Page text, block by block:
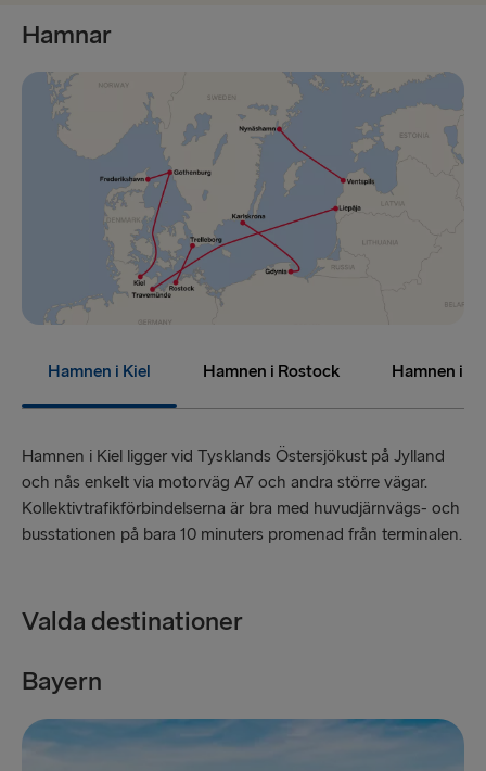
Kiel → Göteborg
Rostock → Trelleborg
TILL DANMARK
Göteborg → Fredrikshamn
Fredrikshamn → Göteborg
TILL POLEN
Karlskrona → Gdynia
Gdynia → Karlskrona
Nynäshamn → Ventspils
Ventspils → Nynäshamn
Rosslare → Fishguard
Belfast → Cairnryan
Belfast → Liverpool
Hamnar
Hamnen i Kiel Hamnen i Rostock Hamnen i
Hamnen i Kiel ligger vid Tysklands Östersjökust på Jylland
och nås enkelt via motorväg A7 och andra större vägar.
Kollektivtrafikförbindelserna är bra med huvudjärnvägs- och
busstationen på bara 10 minuters promenad från terminalen.
Valda destinationer
Bayern